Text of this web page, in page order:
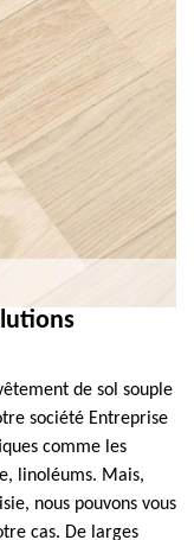
de sol souple
société Entreprise
comme les
linoléums. Mais,
nous pouvons vous
cas. De larges